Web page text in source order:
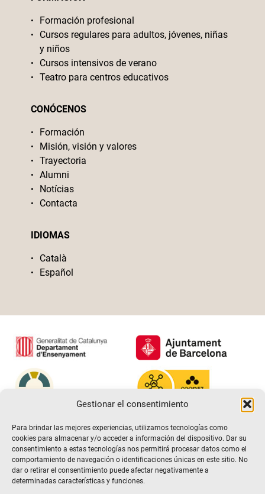
Gestionar el consentimiento
Para brindar las mejores experiencias, utilizamos tecnologías como
cookies para almacenar y/o acceder a información del dispositivo. Dar su
consentimiento a estas tecnologías nos permitirá procesar datos como el
comportamiento de navegación o identificaciones únicas en este sitio. No
dar o retirar el consentimiento puede afectar negativamente a
determinadas características y funciones.
Formación profesional
Cursos regulares para adultos, jóvenes, niñas
y niños
Cursos intensivos de verano
Teatro para centros educativos
CONÓCENOS
Formación
Misión, visión y valores
Trayectoria
Alumni
Notícias
Contacta
IDIOMAS
Català
Español